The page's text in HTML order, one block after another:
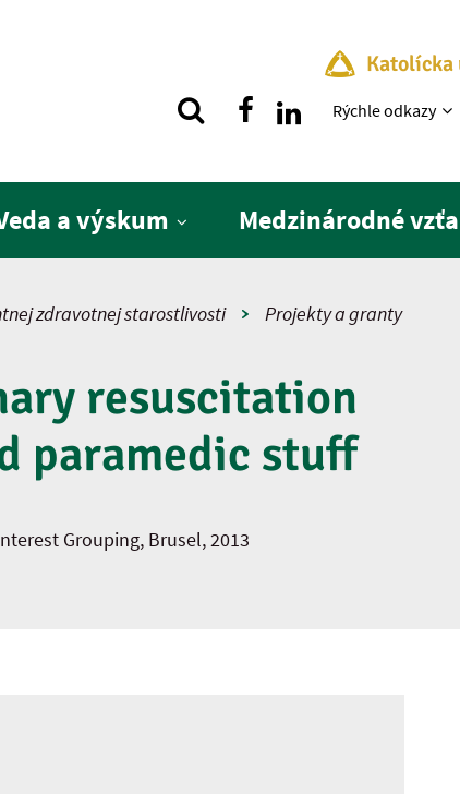
Rýchle menu
Rýchle odkazy
a výskum Medzinárodné
zdravotnej starostlivosti Projekty a granty
resuscitation
paramedic stuff
Grouping, Brusel, 2013